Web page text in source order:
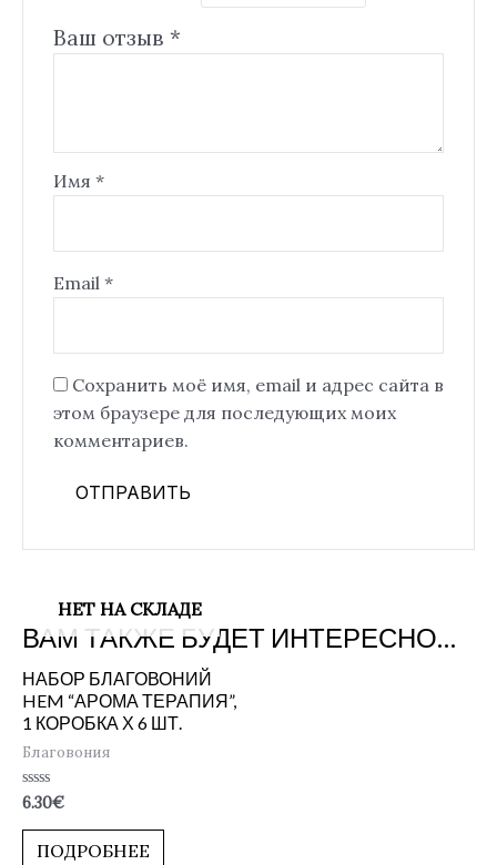
Ваш отзыв *
Имя *
Email *
Сохранить моё имя, email и адрес сайта в
этом браузере для последующих моих
комментариев.
ВАМ ТАКЖЕ БУДЕТ ИНТЕРЕСНО…
НЕТ НА СКЛАДЕ
НАБОР БЛАГОВОНИЙ
HEM “АРОМА ТЕРАПИЯ”,
1 КОРОБКА Х 6 ШТ.
Благовония
Оценка
из
6.30€
ПОДРОБНЕЕ